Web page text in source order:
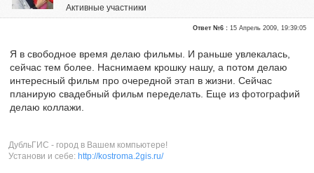
Активные участники
Ответ №6 :15 Апрель 2009, 19:39:05
Я в свободное время делаю фильмы. И раньше увлекалась,
сейчас тем более. Наснимаем крошку нашу, а потом делаю
интересный фильм про очередной этап в жизни. Сейчас
планирую свадебный фильм переделать. Еще из фотографий
делаю коллажи.
ДубльГИС - город в Вашем компьютере!
Установи и себе: http://kostroma.2gis.ru/